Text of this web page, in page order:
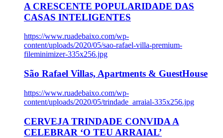
A CRESCENTE POPULARIDADE DAS
CASAS INTELIGENTES
https://www.ruadebaixo.com/wp-
content/uploads/2020/05/sao-rafael-villa-premium-
fileminimizer-335x256.jpg
São Rafael Villas, Apartments & GuestHouse
https://www.ruadebaixo.com/wp-
content/uploads/2020/05/trindade_arraial-335x256.jpg
CERVEJA TRINDADE CONVIDA A
CELEBRAR ‘O TEU ARRAIAL’